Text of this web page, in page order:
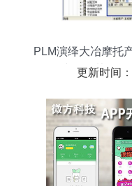
PLM演绎大冶摩托
步ERP协同
更新时间